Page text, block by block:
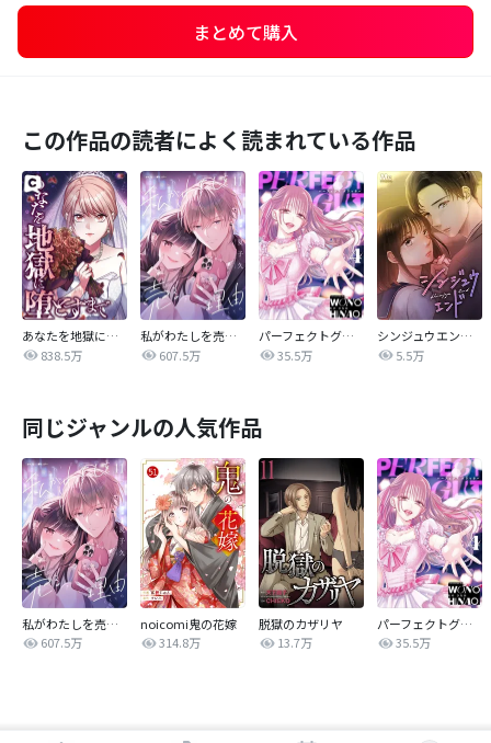
まとめて購入
この作品の読者によく読まれている作品
あなたを地獄に堕とすまで
838.5万
私がわたしを売る理由
607.5万
パーフェクトグリッター
35.5万
シンジュウエンド【タテヨミ】
5.5万
同じジャンルの人気作品
私がわたしを売る理由
607.5万
noicomi鬼の花嫁
314.8万
脱獄のカザリヤ
13.7万
パーフェクトグリッター
35.5万